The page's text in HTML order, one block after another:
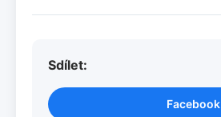
Sdílet:
Facebook